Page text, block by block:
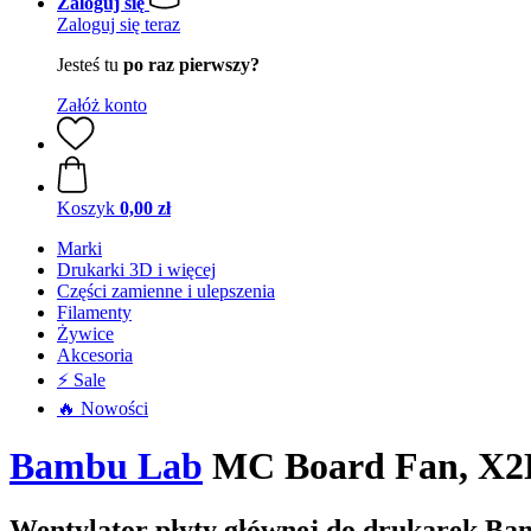
Zaloguj się teraz
Jesteś tu po raz pierwszy?
Załóż konto
Koszyk 0,00 zł
Marki
Drukarki 3D i więcej
Części zamienne i ulepszenia
Filamenty
Żywice
Akcesoria
⚡ Sale
🔥 Nowości
Bambu Lab MC Board Fan,